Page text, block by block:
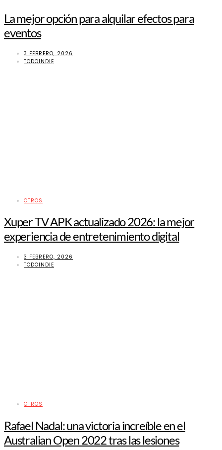
La mejor opción para alquilar efectos para
eventos
3 FEBRERO, 2026
TODOINDIE
OTROS
Xuper TV APK actualizado 2026: la mejor
experiencia de entretenimiento digital
3 FEBRERO, 2026
TODOINDIE
OTROS
Rafael Nadal: una victoria increíble en el
Australian Open 2022 tras las lesiones